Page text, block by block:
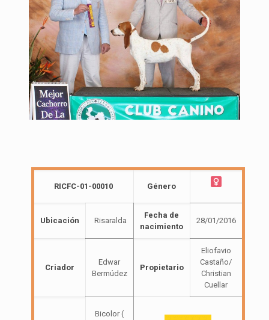
RICFC-01-00010 Género
Ubicación Risaralda
Fecha de
nacimiento
28/01/2016
Criador
Edwar
Bermúdez
Propietario
Eliofavio
Castaño/
Christian
Cuellar
Bicolor (